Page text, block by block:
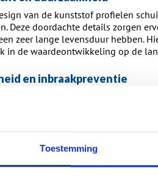
Toestemming
van de kunststof profielen
Deze doordachte details zorgen
zeer lange levensduur hebben.
in de waardeontwikkeling op de
en inbraakpreventie
geen optie, maar een standaard.
hang- en sluitwerk dat
profielen en vakkundige
en creëer je een veilig